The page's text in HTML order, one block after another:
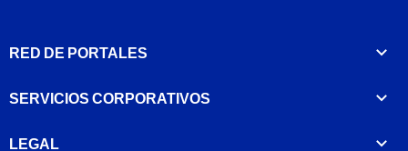
RED DE PORTALES
SERVICIOS CORPORATIVOS
LEGAL